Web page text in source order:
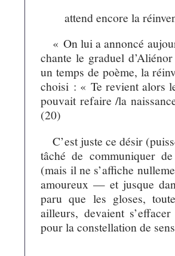
attend encore la
« On lui a annoncé
chante le graduel
un temps de poème, la
choisi : « Te revient alors
pouvait refaire /la
(20)
C’est juste ce désir
tâché de communiquer
(mais il ne s’affiche
amoureux — et jusque
paru que les gloses,
ailleurs, devaient
pour la constellation de